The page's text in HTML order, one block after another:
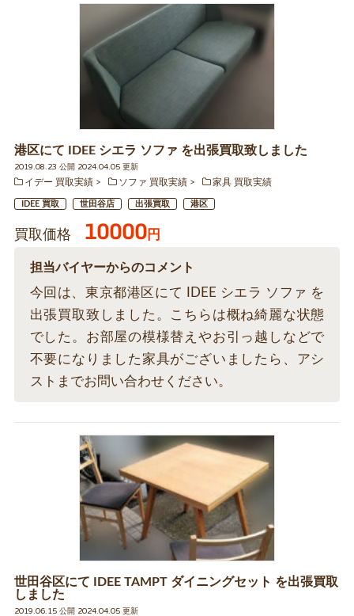
港区にて IDEE シエラ ソファ を出張買取致しました
2019.08.23 公開 2024.04.05 更新
イデー 買取実績
ソファ 買取実績 家具 買取実績
IDEE 買取 世田谷店 出張買取 港区
買取価格 10000円
担当バイヤーからのコメント
今回は、東京都港区にて IDEE シエラ ソファ を
出張買取致しました。こちらは概ね綺麗な状態
でした。お部屋の模様替えやお引っ越しなどで
不要になりました家具がございましたら、アシ
ストまでお問い合わせください。
世田谷区にて IDEE TAMPT ダイニングセット を出張買取
しました
2019.06.15 公開 2024.04.05 更新